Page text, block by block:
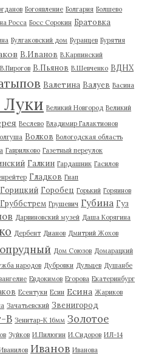
Богоявление Болгария Болшево
Росса Босс Сорокин Братовка
Булгаковский дом Буранцев Бурятия
В.Иванов В.Карпинский
В.Пирогов В.Пьянов В.Шевченко ВДНХ
Валетина Валуев Васина
Луки Великий Новгород Великий
Веслево Владимир Галактионов
Волков Вологодская область
Гаврилково Газетный переулок
Галкин Гардашник Гасилов
Гладков Гнап
Горицкий Горобец Горький Горяинов
Груббстрем Грушевич Губина Гуз
Дарвиновский музей Даша Корягина
Дербент Дианов Дмитрий Жохов
Дом Союзов Домарацкий
народов Дубровки Дульцев Душанбе
Евдокимов Егорова Екатеринбург
Есентуки Есин Есина Жариков
Зачатьевский Звенигород
В Зенитар-К 16мм Золотое
Зуйков И.Пилюгин И.Сидоров ИЛ-14
Иванов Иванова